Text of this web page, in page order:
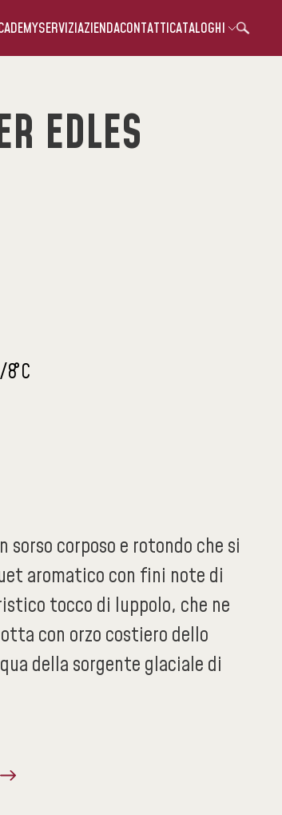
SERVIZIAZIENDACONTATTICATALOGHI
EDLES
8°C
sorso corposo e rotondo che si
aromatico con fini note di
tocco di luppolo, che ne
con orzo costiero dello
della sorgente glaciale di